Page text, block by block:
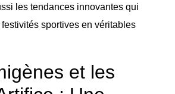
les tendances innovantes qui
sportives en véritables
et les